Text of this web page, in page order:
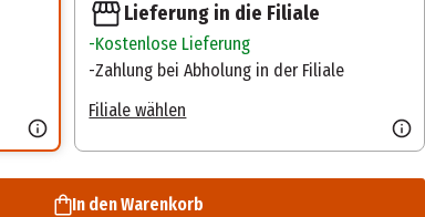
Lieferung in die Filiale
Kostenlose Lieferung
Zahlung bei Abholung in der Filiale
Filiale wählen
In den Warenkorb